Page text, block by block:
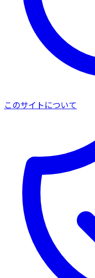
このサイトについて